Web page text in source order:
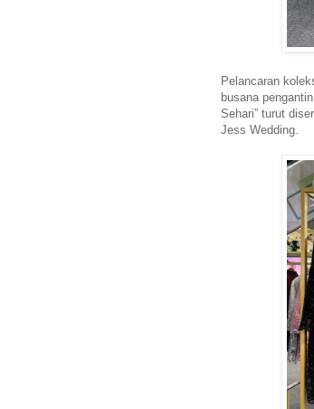
Pelancaran
busana
Sehari” turut
Jess Wedding.